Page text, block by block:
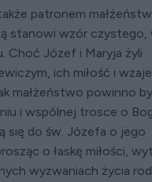
patronem
stanowi wzór czystego,
Choć Józef i Maryja żyli
ich miłość i
małżeństwo powinno
i wspólnej trosce o
się do św. Józefa o jego
o łaskę miłości,
wyzwaniach życia